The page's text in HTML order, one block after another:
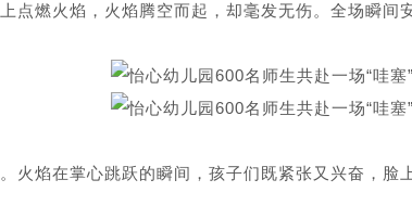
点燃火焰，火焰腾空而起，却毫发无伤。全场瞬间
火焰在掌心跳跃的瞬间，孩子们既紧张又兴奋，脸